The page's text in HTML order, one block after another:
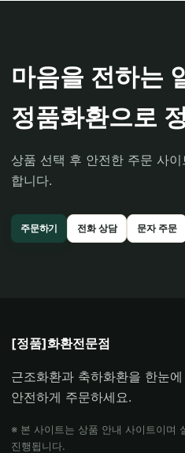
마음을 전하는
정품화환으로
상품 선택 후 안전한 주문 사
합니다.
주문하기 전화 상담 문자 주문
[정품]화환전문점
근조화환과 축하화환을 한눈
안전하게 주문하세요.
※ 본 사이트는 상품 안내 사이트이며
진행됩니다.